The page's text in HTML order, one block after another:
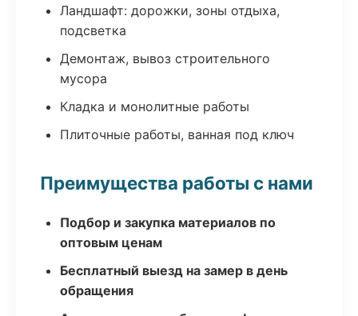
Ландшафт: дорожки, зоны отдыха,
подсветка
Демонтаж, вывоз строительного
мусора
Кладка и монолитные работы
Плиточные работы, ванная под ключ
Преимущества работы с нами
Подбор и закупка материалов по
оптовым ценам
Бесплатный выезд на замер в день
обращения